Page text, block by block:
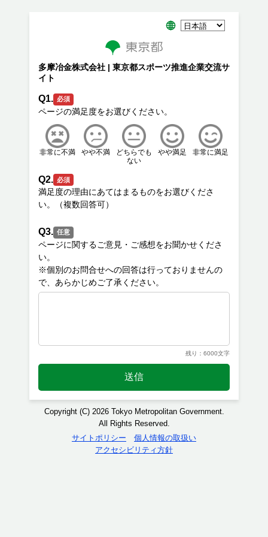
多摩冶金株式会社 | 東京都スポーツ推進企業交流サ
イト
Q1. 必須
非常に不満 やや不満
どちらでも
ない
やや満足 非常に満足
Q2. 必須
満足度の理由にあてはまるものをお選びくださ
Q3. 任意
ページに関するご意見・ご感想をお聞かせくださ
い。
※個別のお問合せへの回答は行っておりませんの
残り：6000文字
送信
Copyright (C) 2026 Tokyo Metropolitan Government.
All Rights Reserved.
サイトポリシー
個人情報の取扱い
アクセシビリティ方針